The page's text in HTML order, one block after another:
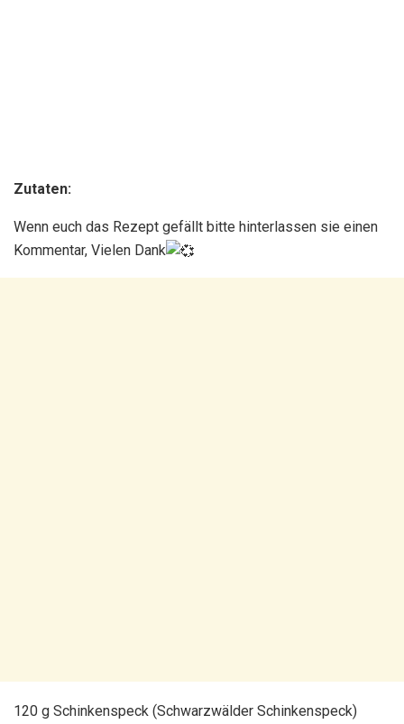
Zutaten:
Wenn euch das Rezept gefällt bitte hinterlassen sie einen
Kommentar, Vielen Dank
120 g Schinkenspeck (Schwarzwälder Schinkenspeck)